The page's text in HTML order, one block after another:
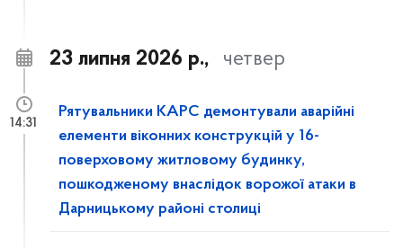
23 липня 2026 р., четвер
Рятувальники КАРС демонтували аварійні
елементи віконних конструкцій у 16-
поверховому житловому будинку,
пошкодженому внаслідок ворожої атаки в
Дарницькому районі столиці
14:31